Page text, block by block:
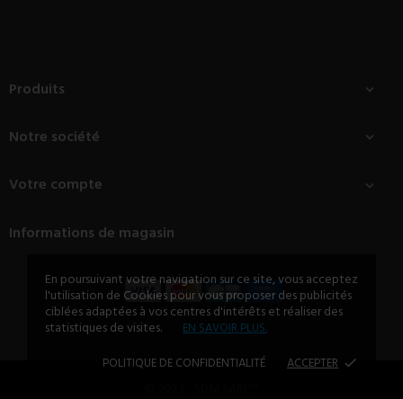
En poursuivant votre navigation sur ce site, vous acceptez
l'utilisation de Cookies pour vous proposer des publicités
ciblées adaptées à vos centres d'intérêts et réaliser des
statistiques de visites.
EN SAVOIR PLUS.
POLITIQUE DE CONFIDENTIALITÉ
ACCEPTER done
Produits 
Notre société 
Votre compte 
Informations de magasin